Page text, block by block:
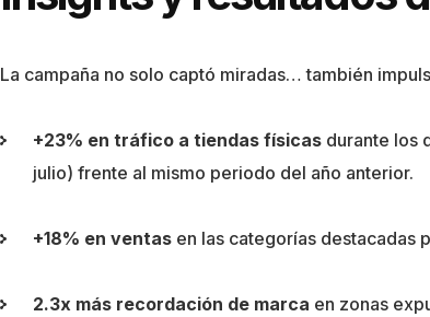
La campaña no solo captó miradas… también
+23% en tráfico a tiendas físicas durante los
julio) frente al mismo periodo del año anterior.
+18% en ventas en las categorías destacadas
2.3x más recordación de marca en zonas